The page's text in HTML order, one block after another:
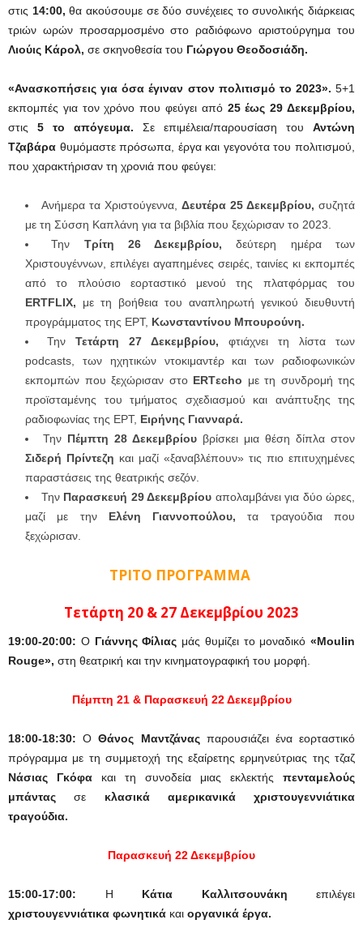
στις 14:00, θα ακούσουμε σε δύο συνέχειες το συνολικής διάρκειας
τριών ωρών προσαρμοσμένο στο ραδιόφωνο αριστούργημα του
Λιούις Κάρολ, σε σκηνοθεσία του Γιώργου Θεοδοσιάδη.
«Ανασκοπήσεις για όσα έγιναν στον πολιτισμό το 2023». 5+1
εκπομπές για τον χρόνο που φεύγει από 25 έως 29 Δεκεμβρίου,
στις 5 το απόγευμα. Σε επιμέλεια/παρουσίαση του Αντώνη
Τζαβάρα θυμόμαστε πρόσωπα, έργα και γεγονότα του πολιτισμού,
που χαρακτήρισαν τη χρονιά που φεύγει:
Ανήμερα τα Χριστούγεννα, Δευτέρα 25 Δεκεμβρίου, συζητά
με τη Σύσση Καπλάνη για τα βιβλία που ξεχώρισαν το 2023.
Την Τρίτη 26 Δεκεμβρίου, δεύτερη ημέρα των
Χριστουγέννων, επιλέγει αγαπημένες σειρές, ταινίες κι εκπομπές
από το πλούσιο εορταστικό μενού της πλατφόρμας του
ERTFLIX, με τη βοήθεια του αναπληρωτή γενικού διευθυντή
προγράμματος της ΕΡΤ, Κωνσταντίνου Μπουρούνη.
Την Τετάρτη 27 Δεκεμβρίου, φτιάχνει τη λίστα των
podcasts, των ηχητικών ντοκιμαντέρ και των ραδιοφωνικών
εκπομπών που ξεχώρισαν στο ERTεcho με τη συνδρομή της
προϊσταμένης του τμήματος σχεδιασμού και ανάπτυξης της
ραδιοφωνίας της ΕΡΤ, Ειρήνης Γιανναρά.
Την Πέμπτη 28 Δεκεμβρίου βρίσκει μια θέση δίπλα στον
Σιδερή Πρίντεζη και μαζί «ξαναβλέπουν» τις πιο επιτυχημένες
παραστάσεις της θεατρικής σεζόν.
Την Παρασκευή 29 Δεκεμβρίου απολαμβάνει για δύο ώρες,
μαζί με την Ελένη Γιαννοπούλου, τα τραγούδια που
ξεχώρισαν.
ΤΡΙΤΟ ΠΡΟΓΡΑΜΜΑ
Τετάρτη 20 & 27 Δεκεμβρίου 2023
19:00-20:00: Ο Γιάννης Φίλιας μάς θυμίζει το μοναδικό «Moulin
Rouge», στη θεατρική και την κινηματογραφική του μορφή.
Πέμπτη 21 & Παρασκευή 22 Δεκεμβρίου
18:00-18:30:ΟΘάνος Μαντζάναςπαρουσιάζει ένα εορταστικό
πρόγραμμα με τη συμμετοχή της εξαίρετης ερμηνεύτριας της τζαζ
Νάσιας Γκόφα και τη συνοδεία μιας εκλεκτής πενταμελούς
μπάντας σε κλασικά αμερικανικά χριστουγεννιάτικα
τραγούδια.
Παρασκευή 22 Δεκεμβρίου
15:00-17:00: H Κάτια Καλλιτσουνάκη επιλέγει
χριστουγεννιάτικα φωνητικά και οργανικά έργα.